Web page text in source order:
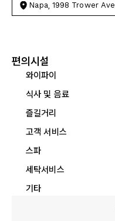
Napa, 1998 Trower Ave
편의시설
와이파이
식사 및 음료
즐길거리
고객 서비스
스파
세탁서비스
기타